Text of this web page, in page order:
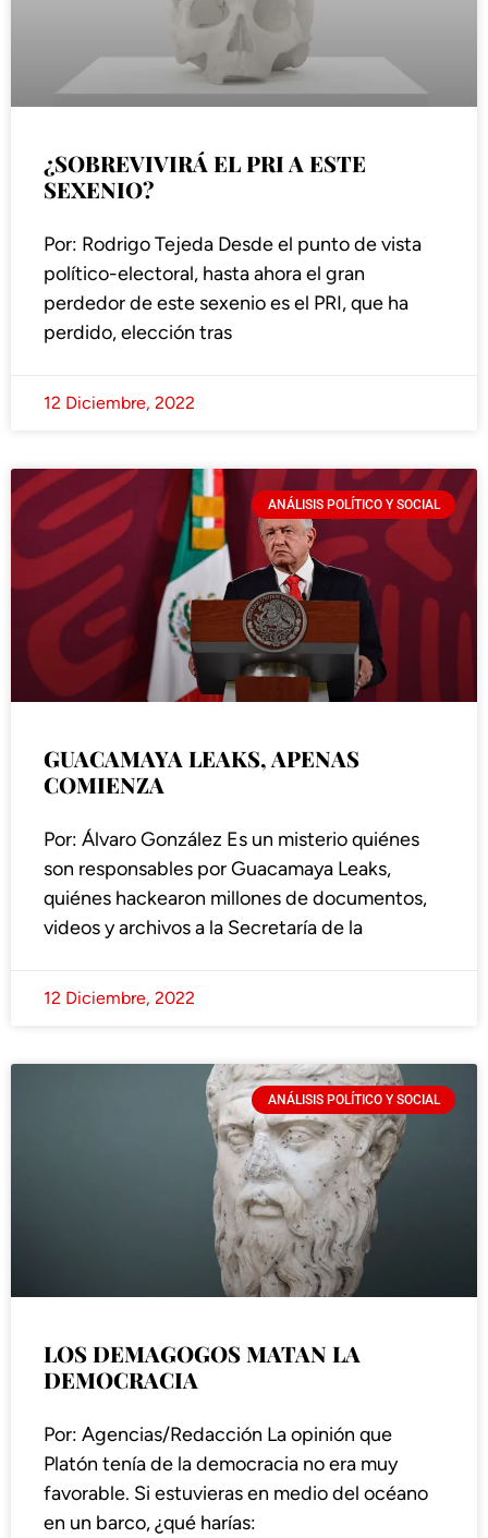
¿SOBREVIVIRÁ EL PRI A ESTE
SEXENIO?
Por: Rodrigo Tejeda Desde el punto de vista
político-electoral, hasta ahora el gran
perdedor de este sexenio es el PRI, que ha
perdido, elección tras
12 Diciembre, 2022
ANÁLISIS POLÍTICO Y SOCIAL
GUACAMAYA LEAKS, APENAS
COMIENZA
Por: Álvaro González Es un misterio quiénes
son responsables por Guacamaya Leaks,
quiénes hackearon millones de documentos,
videos y archivos a la Secretaría de la
12 Diciembre, 2022
ANÁLISIS POLÍTICO Y SOCIAL
LOS DEMAGOGOS MATAN LA
DEMOCRACIA
Por: Agencias/Redacción La opinión que
Platón tenía de la democracia no era muy
favorable. Si estuvieras en medio del océano
en un barco, ¿qué harías: